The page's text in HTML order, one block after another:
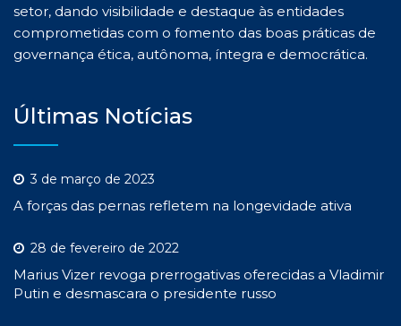
setor, dando visibilidade e destaque às entidades
comprometidas com o fomento das boas práticas de
governança ética, autônoma, íntegra e democrática.
Últimas Notícias
3 de março de 2023
A forças das pernas refletem na longevidade ativa
28 de fevereiro de 2022
Marius Vizer revoga prerrogativas oferecidas a Vladimir
Putin e desmascara o presidente russo